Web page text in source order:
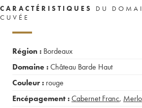
CARACTÉRISTIQUES
DU
CUVÉE
Région : Bordeaux
Domaine :Château Barde Haut
Couleur : rouge
Encépagement :Cabernet Franc,